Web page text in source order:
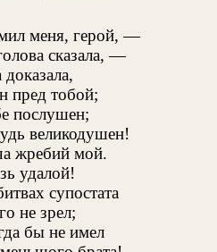
меня, герой, —
сказала, —
пред тобой;
послушен;
великодушен!
жребий мой.
удалой!
супостата
не зрел;
бы не имел